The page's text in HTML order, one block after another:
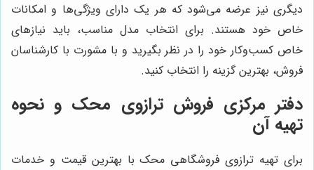
دیگری نیز عرضه می‌شود که هر یک دارای ویژگی‌ها و امکانات
خاص خود هستند. برای انتخاب مدل مناسب، باید نیازهای
خاص کسب‌وکار خود را در نظر بگیرید و با مشورت با کارشناسان
فروش، بهترین گزینه را انتخاب کنید.
دفتر مرکزی فروش ترازوی محک و نحوه
تهیه آن
برای تهیه ترازوی فروشگاهی محک با بهترین قیمت و خدمات